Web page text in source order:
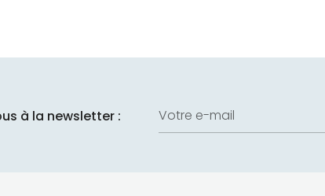
à la newsletter : Votre e-mail